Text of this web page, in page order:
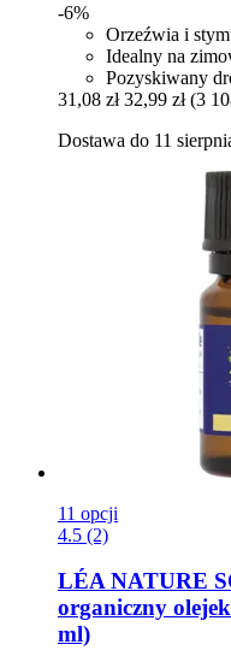
-6%
Orzeźwia i
Idealny na
Pozyskiwany
31,08 zł 32,99 zł (3
Dostawa do 11
11 opcji
4.5 (2)
LÉA NATURE
organiczny
ml)